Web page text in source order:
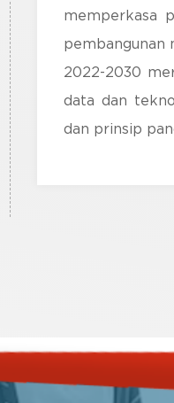
memperkasa
pembangunan
2022-2030
data dan
dan prinsip